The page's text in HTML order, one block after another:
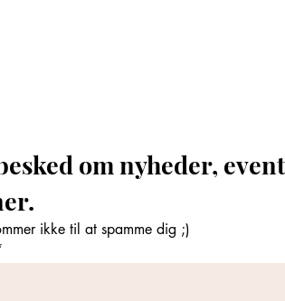
om nyheder,
ikke til at spamme dig ;)